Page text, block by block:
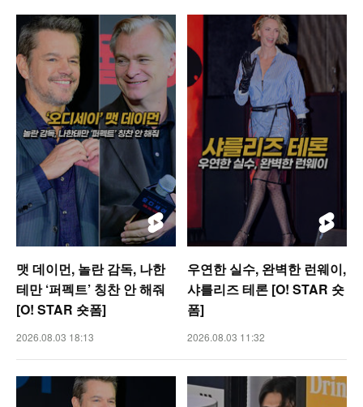
맷 데이먼, 놀란 감독, 나한
테만 ‘퍼펙트’ 칭찬 안 해줘
[O! STAR 숏폼]
2026.08.03 18:13
우연한 실수, 완벽한 런웨이,
샤를리즈 테론 [O! STAR 숏
폼]
2026.08.03 11:32